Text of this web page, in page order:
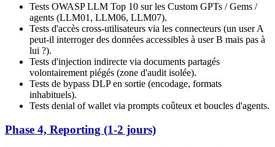
Tests OWASP LLM Top 10 sur les Custom GPTs / Gems /
agents (LLM01, LLM06, LLM07).
Tests d'accès cross-utilisateurs via les connecteurs (un user A
peut-il interroger des données accessibles à user B mais pas à
lui ?).
Tests d'injection indirecte via documents partagés
volontairement piégés (zone d'audit isolée).
Tests de bypass DLP en sortie (encodage, formats
inhabituels).
Tests denial of wallet via prompts coûteux et boucles d'agents.
Phase 4, Reporting (1-2 jours)